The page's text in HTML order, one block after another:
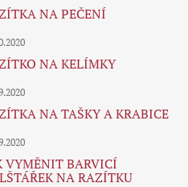
NA PEČENÍ
NA KELÍMKY
NA TAŠKY A KRABICE
VYMĚNIT BARVICÍ
NA RAZÍTKU